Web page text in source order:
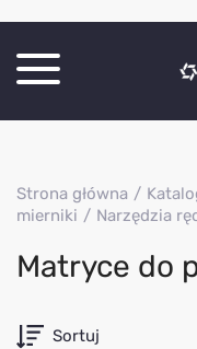
O Firmie
Kontakt
Strona główna
mierniki
Narzędzia
Matryce do
Sortuj